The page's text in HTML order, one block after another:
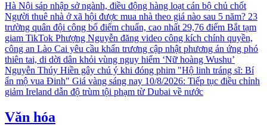
Hà Nội sáp nhập sở ngành, điều động hàng loạt cán bộ chủ chốt
Người thuê nhà ở xã hội được mua nhà theo giá nào sau 5 năm? 23
trường quân đội công bố điểm chuẩn, cao nhất 29,76 điểm Bắt tạm
giam TikTok Phượng Nguyễn đăng video công kích chính quyền,
công an Lào Cai yêu cầu khẩn trương cập nhật phương án ứng phó
thiên tai, di dời dân khỏi vùng nguy hiểm ‘Nữ hoàng Wushu’
Nguyễn Thúy Hiền gây chú ý khi đóng phim "Hộ linh tráng sĩ: Bí
ẩn mộ vua Đinh" Giá vàng sáng nay 10/8/2026: Tiếp tục điều chỉnh
giảm Ireland dẫn độ trùm tội phạm từ Dubai về nước
Văn hóa